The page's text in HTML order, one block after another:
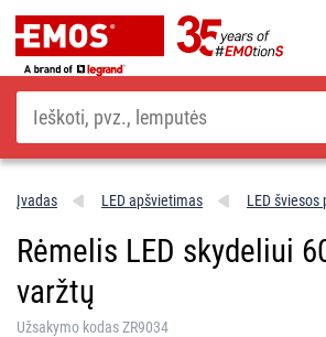
Paieška
Įvadas LED apšvietimas LED šviesos
Rėmelis LED skydeliui
varžtų
Užsakymo kodas ZR9034